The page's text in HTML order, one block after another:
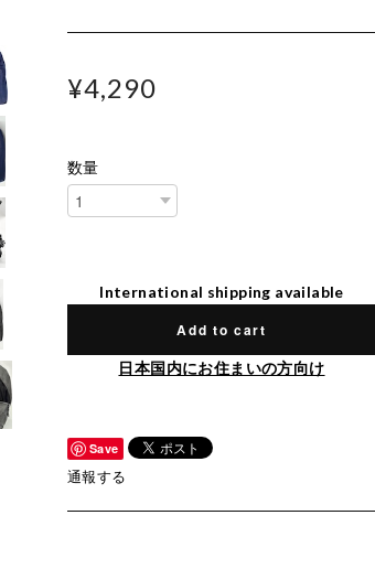
¥4,290
数量
International shipping available
Add to cart
日本国内にお住まいの方向け
Save
通報する